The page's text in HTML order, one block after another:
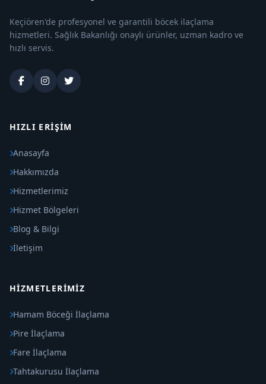
Keçiören'de profesyonel ve garantili böcek ilaçlama
hizmetleri. Sağlık Bakanlığı onaylı ürünler, uzman kadro ve
hızlı servis.
HIZLI ERIŞIM
Anasayfa
Hakkımızda
Hizmetlerimiz
Hizmet Bölgeleri
Blog & Bilgi
İletişim
HIZMETLERIMIZ
Hamam Böceği İlaçlama
Pire İlaçlama
Fare İlaçlama
Tahtakurusu İlaçlama